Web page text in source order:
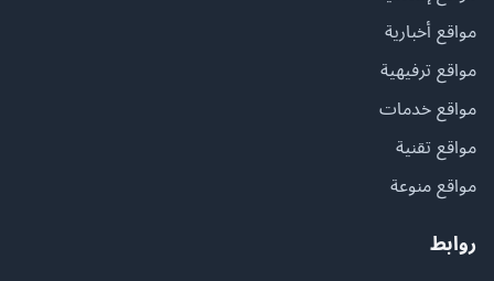
مواقع أخبارية
مواقع ترفيهية
مواقع خدمات
مواقع تقنية
مواقع منوعة
روابط